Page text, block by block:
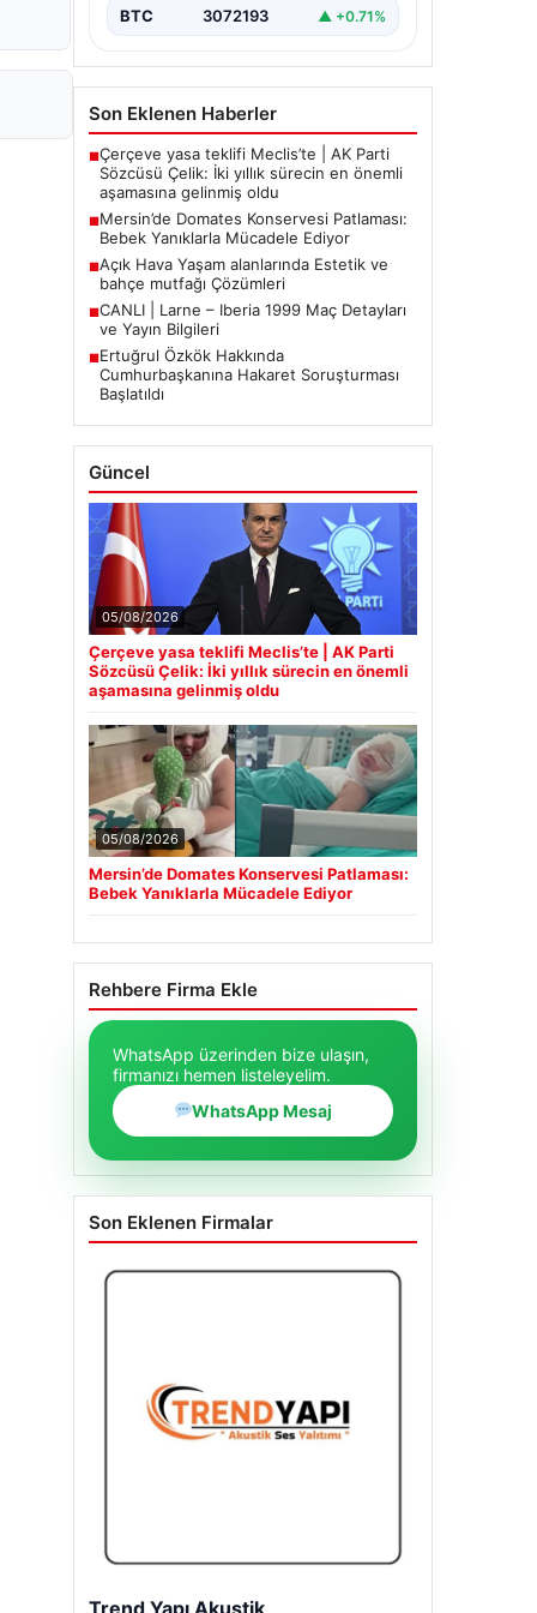
BTC 3072193 ▲ +0.71%
Son Eklenen Haberler
■Çerçeve yasa teklifi Meclis’te | AK Parti
Sözcüsü Çelik: İki yıllık sürecin en önemli
aşamasına gelinmiş oldu
■Mersin’de Domates Konservesi Patlaması:
Bebek Yanıklarla Mücadele Ediyor
■Açık Hava Yaşam alanlarında Estetik ve
bahçe mutfağı Çözümleri
■CANLI | Larne – Iberia 1999 Maç Detayları
ve Yayın Bilgileri
■Ertuğrul Özkök Hakkında
Cumhurbaşkanına Hakaret Soruşturması
Başlatıldı
Güncel
05/08/2026
Çerçeve yasa teklifi Meclis’te | AK Parti
Sözcüsü Çelik: İki yıllık sürecin en önemli
aşamasına gelinmiş oldu
05/08/2026
Mersin’de Domates Konservesi Patlaması:
Bebek Yanıklarla Mücadele Ediyor
Rehbere Firma Ekle
WhatsApp üzerinden bize ulaşın,
firmanızı hemen listeleyelim.
WhatsApp Mesaj
Son Eklenen Firmalar
Trend Yapı Akustik